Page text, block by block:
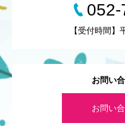
お問い
お問い
【受付時間